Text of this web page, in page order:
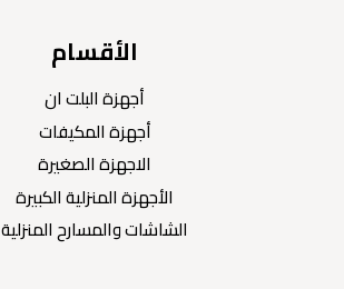
الأقسام
أجهزة البلت ان
أجهزة المكيفات
الاجهزة الصغيرة
الأجهزة المنزلية الكبيرة
الشاشات والمسارح المنزلية